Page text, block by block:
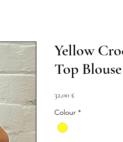
Yellow
Top Blouse
32,00 £Prezzo
Colour *